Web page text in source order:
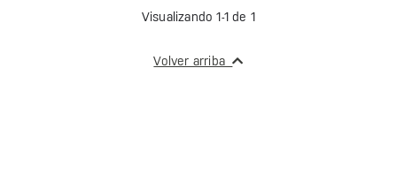
Visualizando 1-1 de 1
Volver arriba